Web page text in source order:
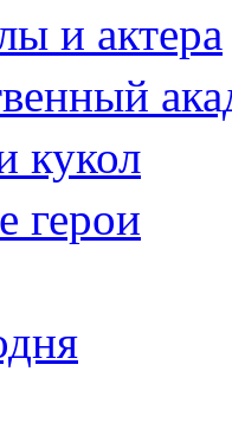
и актера
кукол
герои